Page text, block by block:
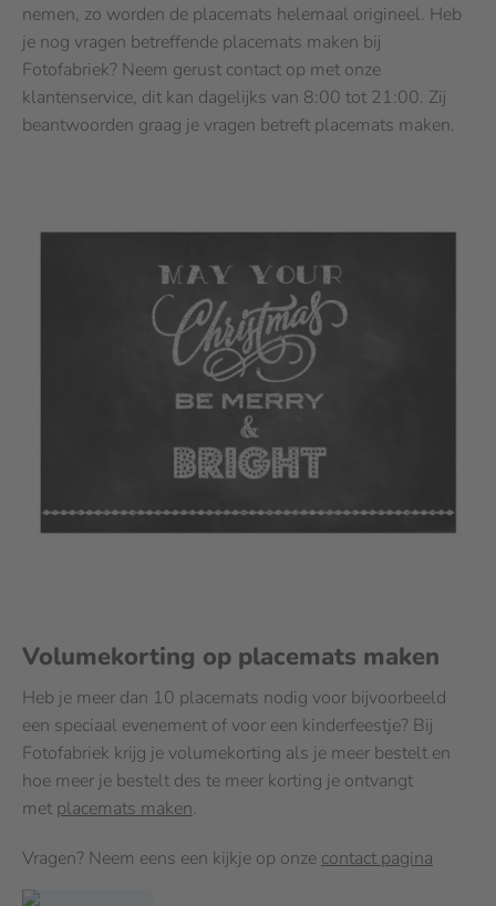
nemen, zo worden de placemats helemaal origineel. Heb
je nog vragen betreffende placemats maken bij
Fotofabriek? Neem gerust contact op met onze
klantenservice, dit kan dagelijks van 8:00 tot 21:00. Zij
beantwoorden graag je vragen betreft placemats maken.
Volumekorting op placemats maken
Heb je meer dan 10 placemats nodig voor bijvoorbeeld
een speciaal evenement of voor een kinderfeestje? Bij
Fotofabriek krijg je volumekorting als je meer bestelt en
hoe meer je bestelt des te meer korting je ontvangt
met placemats maken.
Vragen? Neem eens een kijkje op onze contact pagina